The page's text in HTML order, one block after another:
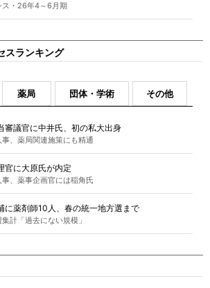
ス・26年4～6月期
スランキング
薬局 団体・学術 その他
審議官に中井氏、初の私大出身
事、薬局関連施策にも精通
官に大原氏が内定
事、薬事企画官には稲角氏
に薬剤師10人、春の統一地方選まで
計「過去にない規模」